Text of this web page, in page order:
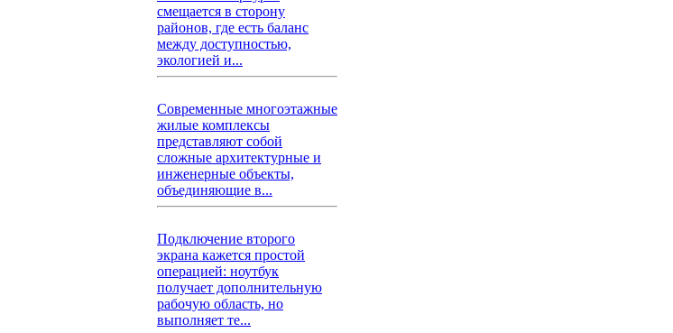
смещается в сторону
районов, где есть баланс
между доступностью,
экологией и...
Современные многоэтажные
жилые комплексы
представляют собой
сложные архитектурные и
инженерные объекты,
объединяющие в...
Подключение второго
экрана кажется простой
операцией: ноутбук
получает дополнительную
рабочую область, но
выполняет те...